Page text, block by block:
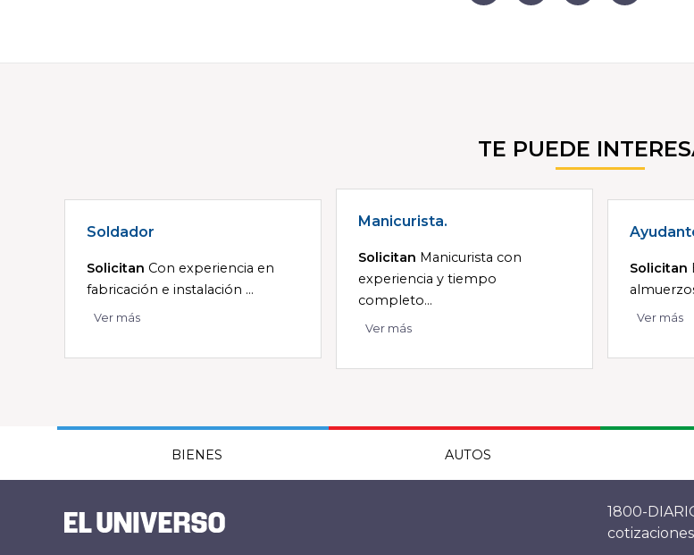
TE PUEDE
Soldador
Solicitan Con experiencia en
fabricación e instalación ...
Ver más
Manicurista.
Solicitan Manicurista con
experiencia y tiempo
completo...
Ver más
Solicitan
Ver más
BIENES AUTOS
1800-